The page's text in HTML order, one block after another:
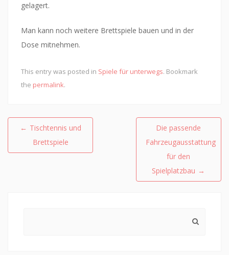
gelagert.
Man kann noch weitere Brettspiele bauen und in der
Dose mitnehmen.
This entry was posted in Spiele für unterwegs. Bookmark
the permalink.
Beitragsnavigation
← Tischtennis und
Brettspiele
Die passende
Fahrzeugausstattung
für den
Spielplatzbau →